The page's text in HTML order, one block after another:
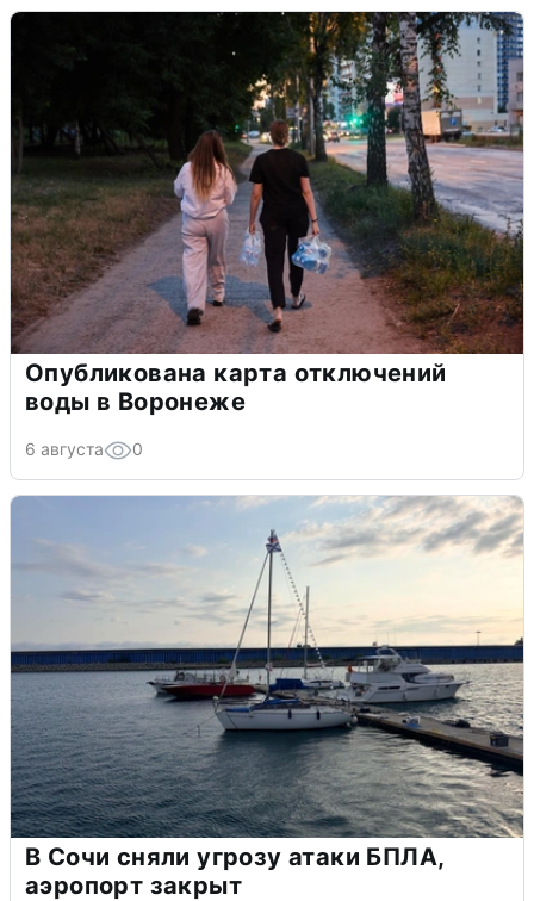
Опубликована карта отключений
воды в Воронеже
6 августа 0
В Сочи сняли угрозу атаки БПЛА,
аэропорт закрыт